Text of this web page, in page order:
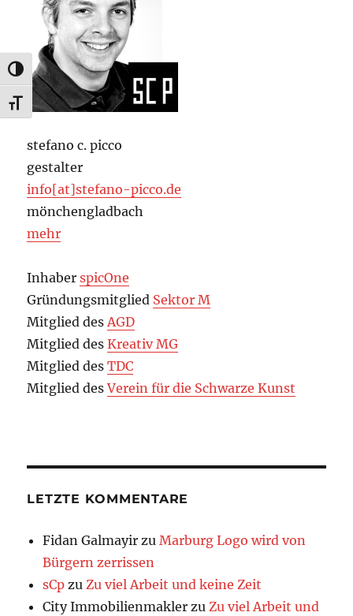
UMSCHALTEN AUF HOHE KONTRASTE
SCHRIFT VERGRÖSSERN
stefano c. picco
gestalter
info[at]stefano-picco.de
mönchengladbach
mehr
InhaberspicOne
Gründungsmitglied Sektor M
Mitglied desAGD
Mitglied desKreativ MG
Mitglied desTDC
Mitglied desVerein für die Schwarze Kunst
LETZTE KOMMENTARE
Fidan Galmayir zuMarburg Logo wird von
Bürgern zerrissen
sCp zuZu viel Arbeit und keine Zeit
City Immobilienmakler zuZu viel Arbeit und